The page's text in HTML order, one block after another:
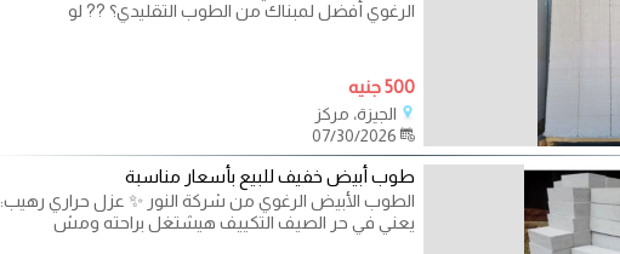
الرغوي أفضل لمبناك من الطوب التقليدي؟ ?? لو
500 جنيه
الجيزة، مركز
طوب أبيض خفيف للبيع بأسعار مناسبة
الطوب الأبيض الرغوي من شركة النور ✨ عزل حراري رهيب:
يعني في حر الصيف التكييف هيشتغل براحته ومش